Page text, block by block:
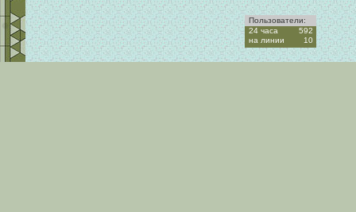
Пользователи:
24 часа
592
на линии
10